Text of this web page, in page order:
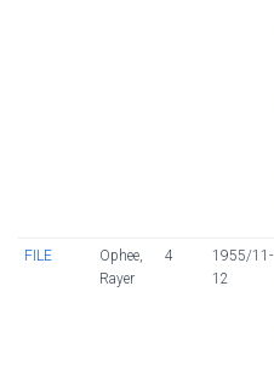
FILE
Ophee,
Rayer
4
1955/11-
12